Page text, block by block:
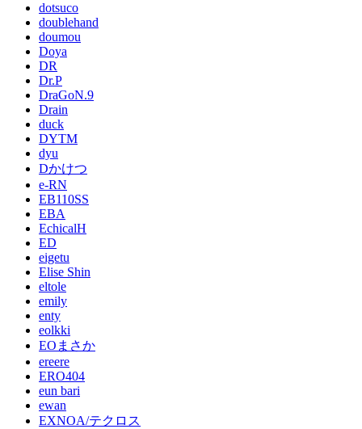
dotsuco
doublehand
doumou
Doya
DR
Dr.P
DraGoN.9
Drain
duck
DYTM
dyu
Dかけつ
e-RN
EB110SS
EBA
EchicalH
ED
eigetu
Elise Shin
eltole
emily
enty
eolkki
EOまさか
ereere
ERO404
eun bari
ewan
EXNOA/テクロス